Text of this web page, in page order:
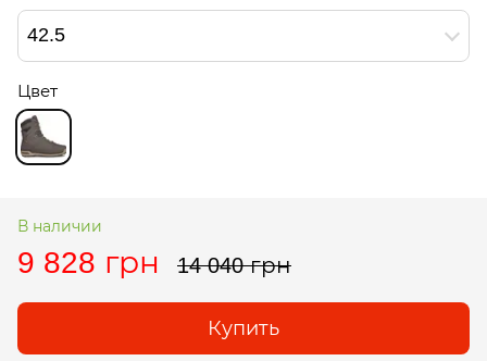
42.5
Цвет
В наличии
9 828 грн 14 040 грн
Купить